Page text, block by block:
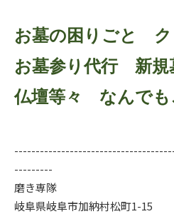
お墓の困りごと ク
お墓参り代行 新
仏壇等々 なんでも
---------
磨き専隊
岐阜県岐阜市加納村松町1-15